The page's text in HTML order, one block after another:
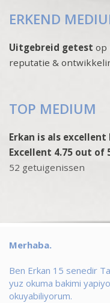
ERKEND
Uitgebreid getest op
reputatie &
TOP MEDIUM
Erkan is als
Excellent 4.75 out of
52 getuigenissen
Merhaba.
Ben Erkan 15 senedir
yuz okuma bakimi
okuyabiliyorum.